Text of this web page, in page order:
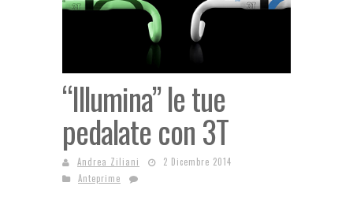
“Illumina” le tue
pedalate con 3T
Andrea Ziliani
2 Dicembre 2014
Anteprime